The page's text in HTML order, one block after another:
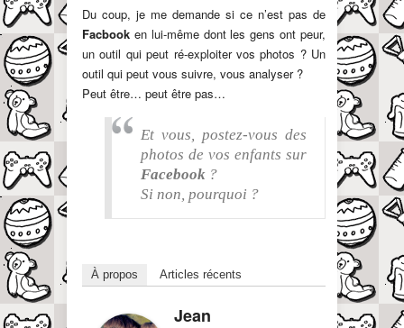
Du coup, je me demande si ce n’est pas de
Facbook en lui-même dont les gens ont peur,
un outil qui peut ré-exploiter vos photos ? Un
outil qui peut vous suivre, vous analyser ?
Peut être… peut être pas…
Et vous, postez-vous des
photos de vos enfants sur
Facebook ?
Si non, pourquoi ?
À propos Articles récents
Jean